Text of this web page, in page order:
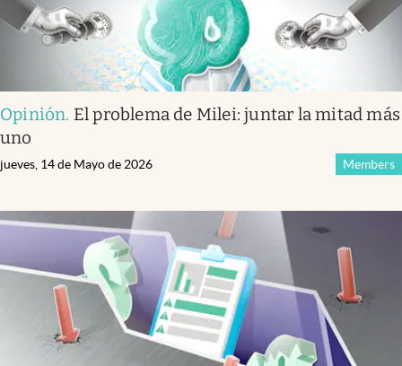
Opinión. El problema de Milei: juntar la mitad más
uno
Members
jueves, 14 de Mayo de 2026